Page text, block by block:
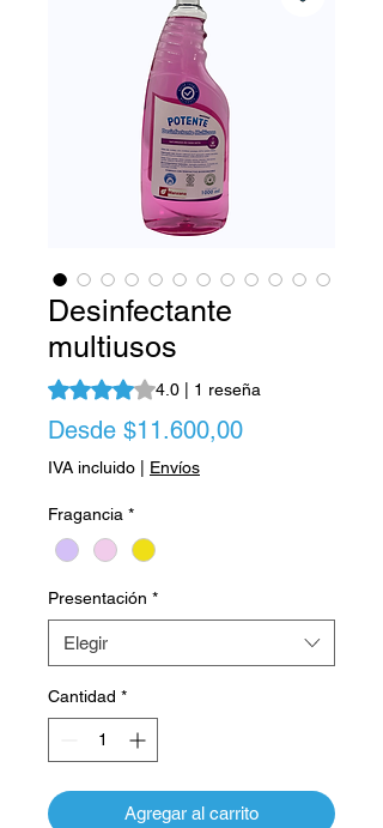
Desinfectante
multiusos
Según 1 reseña, la calificación es de
4.0 | 1 reseña
Desde $11.600,00Precio
IVA incluido Envíos
Fragancia *
Presentación *
Elegir
Cantidad *
Agregar al carrito